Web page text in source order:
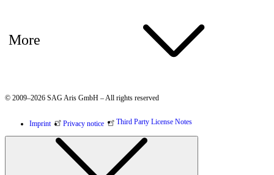
More
© 2009–2026 SAG Aris GmbH – All rights reserved
Imprint Privacy notice Third Party License Notes